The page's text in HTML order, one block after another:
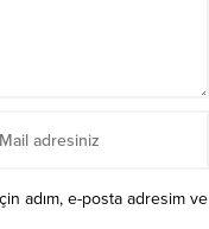
adım, e-posta adresim ve